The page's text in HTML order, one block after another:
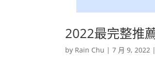
2022最完整推
by Rain Chu |7 月 9, 2022